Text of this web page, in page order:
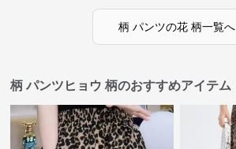
柄 パンツの花 柄一覧へ
柄 パンツヒョウ 柄のおすすめアイテム